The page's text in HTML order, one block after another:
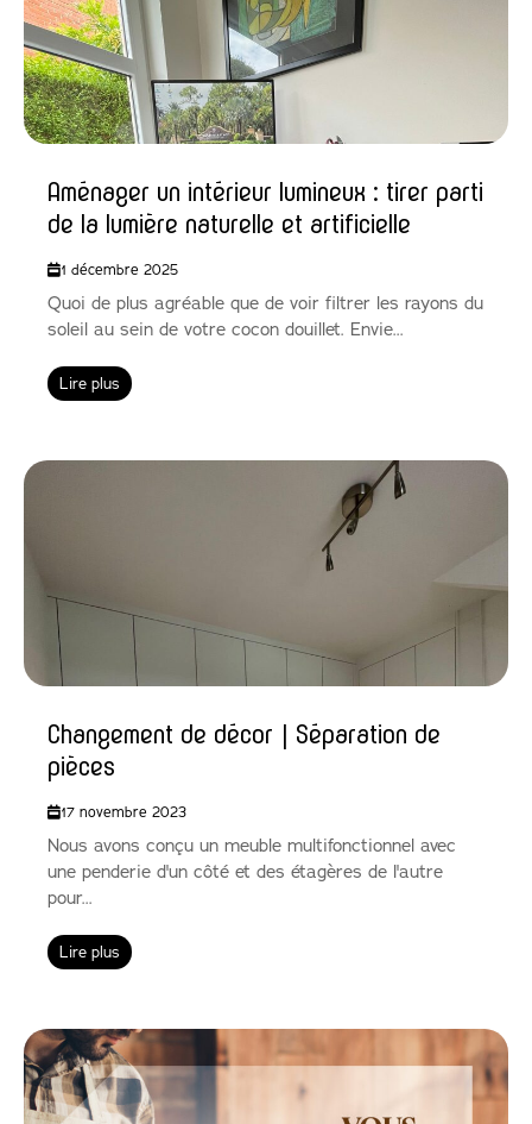
Aménager un intérieur lumineux : tirer parti
de la lumière naturelle et artificielle
1 décembre 2025
Quoi de plus agréable que de voir filtrer les rayons du
soleil au sein de votre cocon douillet. Envie...
Lire plus
Changement de décor | Séparation de
pièces
17 novembre 2023
Nous avons conçu un meuble multifonctionnel avec
une penderie d'un côté et des étagères de l'autre
pour...
Lire plus